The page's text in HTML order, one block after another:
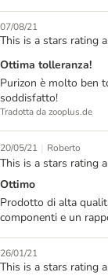
07/08/21
This is a stars rating
Ottima tolleranza!
Purizon è molto ben
soddisfatto!
Tradotta da zooplus.de
20/05/21 | Roberto
This is a stars rating
Ottimo
Prodotto di alta
componenti e un
26/01/21
This is a stars rating